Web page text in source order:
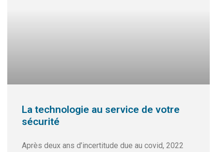
La technologie au service de votre
sécurité
Après deux ans d’incertitude due au covid, 2022